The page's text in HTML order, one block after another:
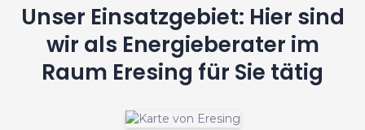
Unser Einsatzgebiet: Hier sind
wir als Energieberater im
Raum Eresing für Sie tätig